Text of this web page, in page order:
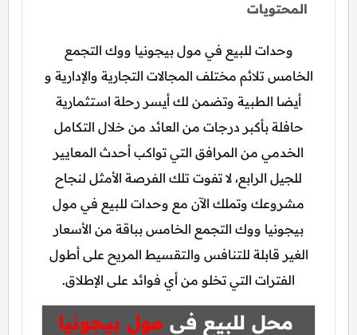
المحتويات
وحدات للبيع في مول بيجونيا ووك التجمع
الخامس تلائم مختلف المجالات التجارية والإدارية و
أيضا الطبية وتضمن لك أيسر رحلة استثمارية
حافلة بأكبر درجات من العائد من خلال التكامل
الخدمي من المرافق التي تواكب أحدث المعايير
للجيل الرابع، لا تفوت تلك الفرصة الأمثل لنجاح
مشروعك وتملك الآن مع وحدات للبيع في مول
بيجونيا ووك التجمع الخامس بباقة من الأسعار
الغير قابلة للتنافس والتقسيط المريح على أطول
الفترات التي تخلو من أي فوائد على الإطلاق.
محل للبيع في مول بيجونيا